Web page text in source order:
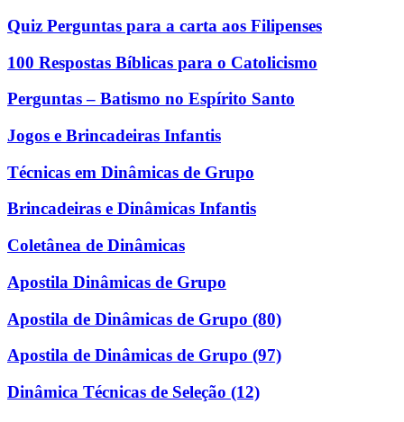
Quiz Perguntas para a carta aos Filipenses
100 Respostas Bíblicas para o Catolicismo
Perguntas – Batismo no Espírito Santo
Jogos e Brincadeiras Infantis
Técnicas em Dinâmicas de Grupo
Brincadeiras e Dinâmicas Infantis
Coletânea de Dinâmicas
Apostila Dinâmicas de Grupo
Apostila de Dinâmicas de Grupo (80)
Apostila de Dinâmicas de Grupo (97)
Dinâmica Técnicas de Seleção (12)